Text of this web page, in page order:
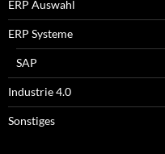
ERP Auswahl
ERP Systeme
SAP
Industrie 4.0
Sonstiges